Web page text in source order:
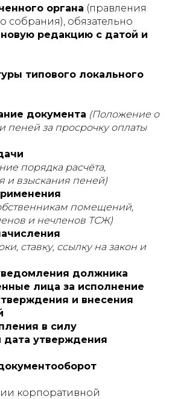
органа (правления
собрания), обязательно
новую редакцию с датой и
типового локального
документа (Положение о
пеней за просрочку оплаты
порядка расчёта,
и взыскания пеней)
помещений,
и нечленов ТСЖ)
ставку, ссылку на закон и
должника
лица за исполнение
и внесения
в силу
дата утверждения
корпоративной